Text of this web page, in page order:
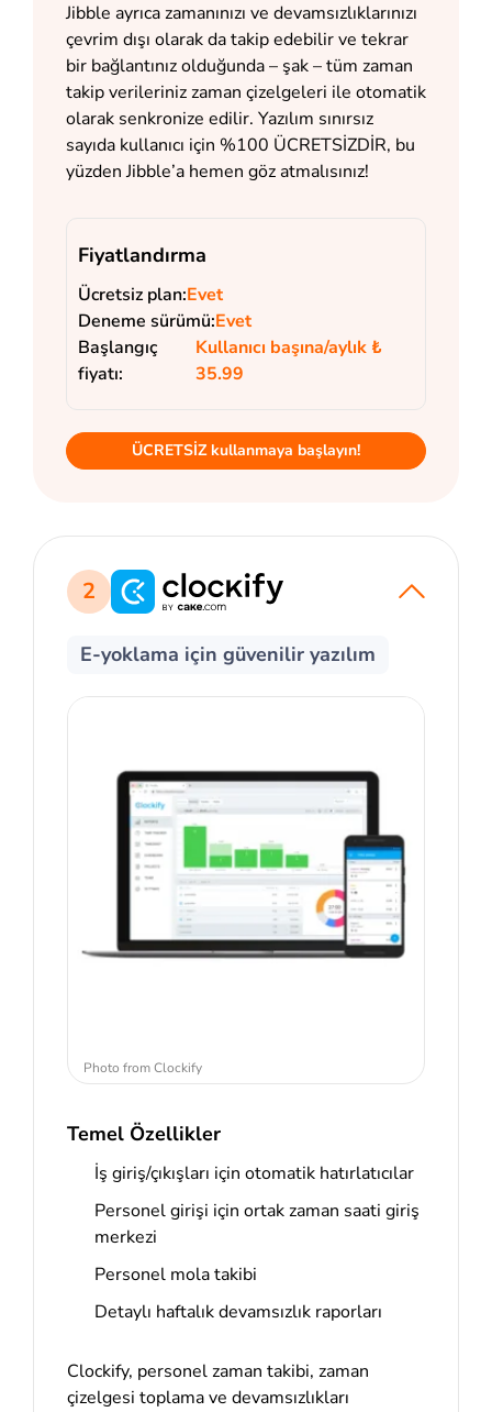
Jibble ayrıca zamanınızı ve devamsızlıklarınızı
çevrim dışı olarak da takip edebilir ve tekrar
bir bağlantınız olduğunda – şak – tüm zaman
takip verileriniz zaman çizelgeleri ile otomatik
olarak senkronize edilir. Yazılım sınırsız
sayıda kullanıcı için %100 ÜCRETSİZDİR, bu
yüzden Jibble’a hemen göz atmalısınız!
Fiyatlandırma
Ücretsiz plan:Evet
Deneme sürümü:Evet
Başlangıç
fiyatı:
Kullanıcı başına/aylık ₺
35.99
ÜCRETSİZ kullanmaya başlayın!
2
E-yoklama için güvenilir yazılım
Photo from Clockify
Temel Özellikler
İş giriş/çıkışları için otomatik hatırlatıcılar
Personel girişi için ortak zaman saati giriş
merkezi
Personel mola takibi
Detaylı haftalık devamsızlık raporları
Clockify, personel zaman takibi, zaman
çizelgesi toplama ve devamsızlıkları